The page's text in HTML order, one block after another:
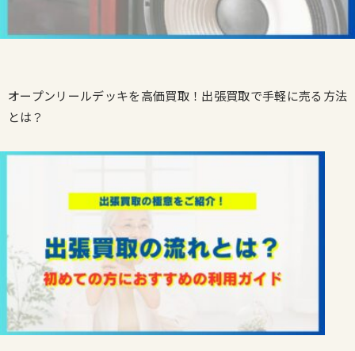
オープンリールデッキを高価買取！出張買取で手軽に売る方法
とは？